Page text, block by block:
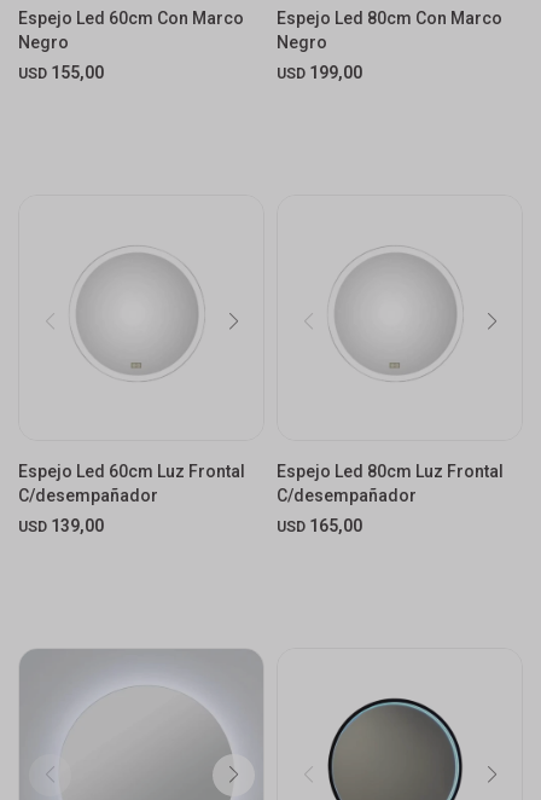
Espejo Led 60cm Con Marco
Negro
USD 155,00
Espejo Led 80cm Con Marco
Negro
USD 199,00
Espejo Led 60cm Luz Frontal
C/desempañador
USD 139,00
Espejo Led 80cm Luz Frontal
C/desempañador
USD 165,00